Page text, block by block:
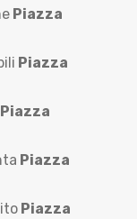
Piazza
Piazza
Piazza
Piazza
Piazza